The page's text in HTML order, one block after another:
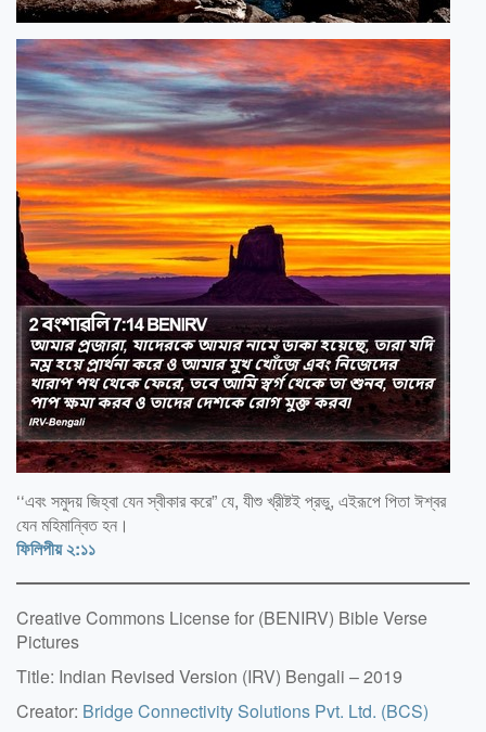
‘‘এবং সমুদয় জিহ্বা যেন স্বীকার করে” যে, যীশু খ্রীষ্টই প্রভু, এইরূপে পিতা ঈশ্বর
যেন মহিমান্বিত হন।
ফিলিপীয় ২:১১
Creative Commons License for (BENIRV) Bible Verse
Pictures
Title: Indian Revised Version (IRV) Bengali – 2019
Creator: Bridge Connectivity Solutions Pvt. Ltd. (BCS)